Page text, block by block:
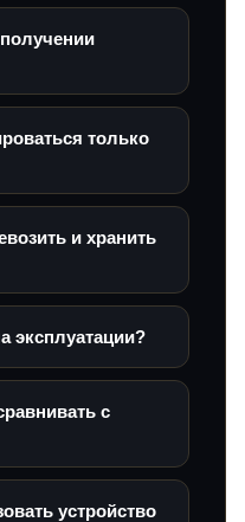
только
и хранить
эксплуатации?
с
устройство